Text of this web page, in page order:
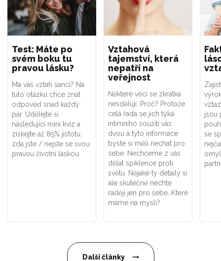
Test: Máte po
svém boku tu
pravou lásku?
Má váš vztah šanci? Na
tuto otázku chce znát
odpověď snad každý
pár. Udělejte si
následující mini kvíz a
získejte až 85% jistotu,
zda jste / nejste se svou
pravou životní láskou.
Vztahová
tajemství, která
nepatří na
veřejnost
Některé věci se zkrátka
nesdělují. Proč? Protože
celá řada se jich týká
intimního soužití vás
dvou a tyto informace
byste si měli nechat pro
sebe. Nechceme z vás
dělat spiklence proti
světu. Nějaké ty detaily si
ale skutečně nechte
raději jen pro sebe. Které
máme na mysli?
jsou
se
Další články